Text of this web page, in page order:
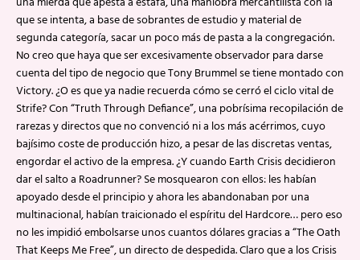
que se intenta, a base de sobrantes de estudio y material de
segunda categoría, sacar un poco más de pasta a la congregación.
No creo que haya que ser excesivamente observador para darse
cuenta del tipo de negocio que Tony Brummel se tiene montado con
Victory. ¿O es que ya nadie recuerda cómo se cerró el ciclo vital de
Strife? Con “Truth Through Defiance”, una pobrísima recopilación de
rarezas y directos que no convenció ni a los más acérrimos, cuyo
bajísimo coste de producción hizo, a pesar de las discretas ventas,
engordar el activo de la empresa. ¿Y cuando Earth Crisis decidieron
dar el salto a Roadrunner? Se mosquearon con ellos: les habían
apoyado desde el principio y ahora les abandonaban por una
multinacional, habían traicionado el espíritu del Hardcore… pero eso
no les impidió embolsarse unos cuantos dólares gracias a “The Oath
That Keeps Me Free”, un directo de despedida. Claro que a los Crisis